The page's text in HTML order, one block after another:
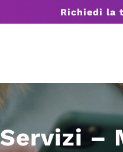
Richiedi la
–